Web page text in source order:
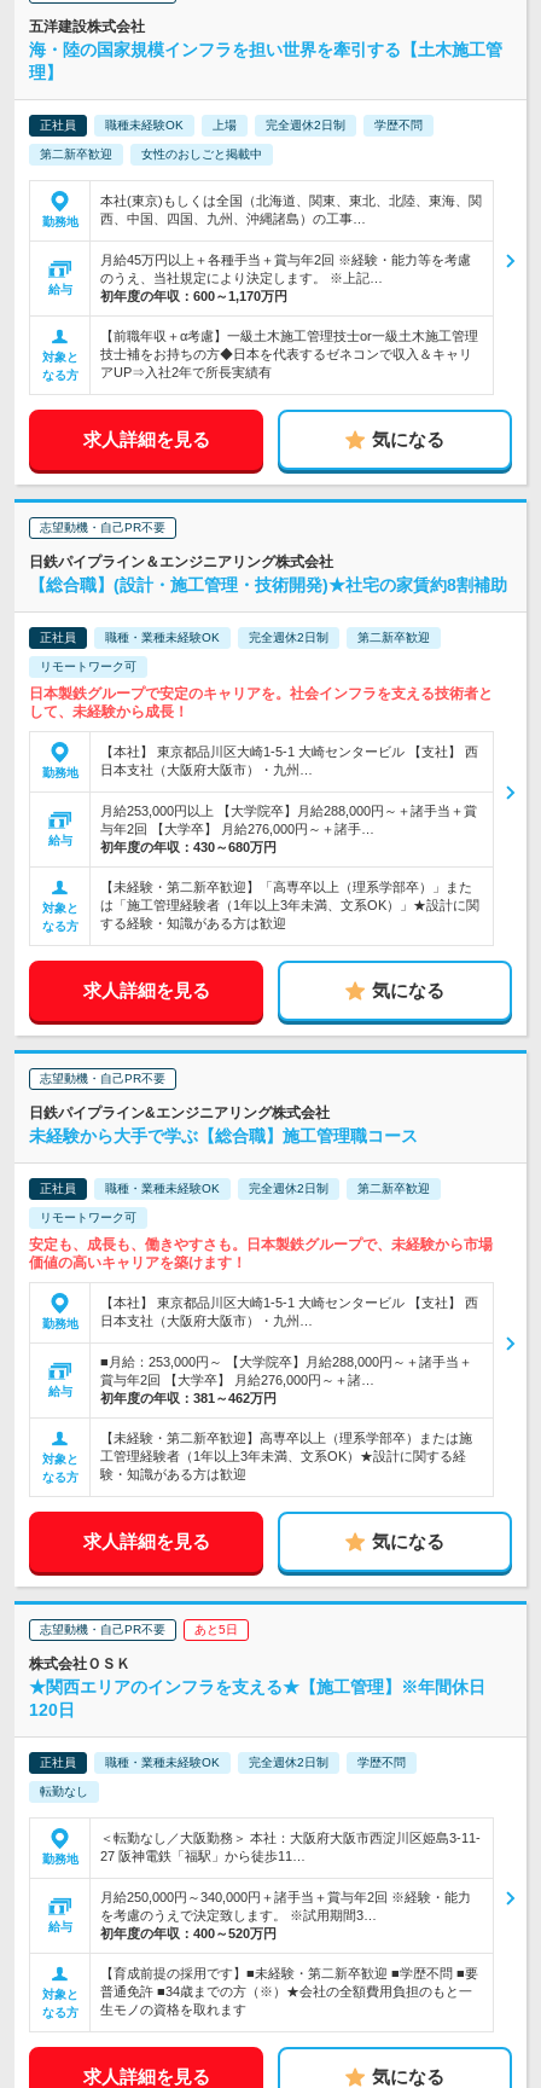
五洋建設株式会社
海・陸の国家規模インフラを担い世界を牽引する【土木施工管
理】
正社員 職種未経験OK 上場 完全週休2日制 学歴不問
第二新卒歓迎 女性のおしごと掲載中
勤務地
本社(東京)もしくは全国（北海道、関東、東北、北陸、東海、関
西、中国、四国、九州、沖縄諸島）の工事…
給与
月給45万円以上＋各種手当＋賞与年2回 ※経験・能力等を考慮
のうえ、当社規定により決定します。 ※上記…
初年度の年収： 600～1,170万円
対象と
なる方
【前職年収＋α考慮】一級土木施工管理技士or一級土木施工管理
技士補をお持ちの方◆日本を代表するゼネコンで収入＆キャリ
アUP⇒入社2年で所長実績有
求人詳細を見る 気になる
志望動機・自己PR不要
日鉄パイプライン＆エンジニアリング株式会社
【総合職】(設計・施工管理・技術開発)★社宅の家賃約8割補助
正社員 職種・業種未経験OK 完全週休2日制 第二新卒歓迎
リモートワーク可
日本製鉄グループで安定のキャリアを。社会インフラを支える技術者と
して、未経験から成長！
勤務地
【本社】 東京都品川区大崎1-5-1 大崎センタービル 【支社】 西
日本支社（大阪府大阪市）・九州…
給与
月給253,000円以上 【大学院卒】月給288,000円～＋諸手当＋賞
与年2回 【大学卒】 月給276,000円～＋諸手…
初年度の年収： 430～680万円
対象と
なる方
【未経験・第二新卒歓迎】「高専卒以上（理系学部卒）」また
は「施工管理経験者（1年以上3年未満、文系OK）」★設計に関
する経験・知識がある方は歓迎
求人詳細を見る 気になる
志望動機・自己PR不要
日鉄パイプライン&エンジニアリング株式会社
未経験から大手で学ぶ【総合職】施工管理職コース
正社員 職種・業種未経験OK 完全週休2日制 第二新卒歓迎
リモートワーク可
安定も、成長も、働きやすさも。日本製鉄グループで、未経験から市場
価値の高いキャリアを築けます！
勤務地
【本社】 東京都品川区大崎1-5-1 大崎センタービル 【支社】 西
日本支社（大阪府大阪市）・九州…
給与
■月給：253,000円～ 【大学院卒】月給288,000円～＋諸手当＋
賞与年2回 【大学卒】 月給276,000円～＋諸…
初年度の年収： 381～462万円
対象と
なる方
【未経験・第二新卒歓迎】高専卒以上（理系学部卒）または施
工管理経験者（1年以上3年未満、文系OK）★設計に関する経
験・知識がある方は歓迎
求人詳細を見る 気になる
志望動機・自己PR不要 あと5日
株式会社ＯＳＫ
★関西エリアのインフラを支える★【施工管理】※年間休日
120日
正社員 職種・業種未経験OK 完全週休2日制 学歴不問
転勤なし
勤務地
＜転勤なし／大阪勤務＞ 本社：大阪府大阪市西淀川区姫島3-11-
27 阪神電鉄「福駅」から徒歩11…
給与
月給250,000円～340,000円＋諸手当＋賞与年2回 ※経験・能力
を考慮のうえで決定致します。 ※試用期間3…
初年度の年収： 400～520万円
対象と
なる方
【育成前提の採用です】■未経験・第二新卒歓迎 ■学歴不問 ■要
普通免許 ■34歳までの方（※）★会社の全額費用負担のもと一
生モノの資格を取れます
求人詳細を見る 気になる